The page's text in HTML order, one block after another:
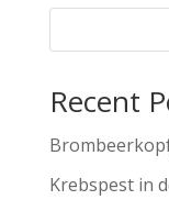
Recent
Krebspest in